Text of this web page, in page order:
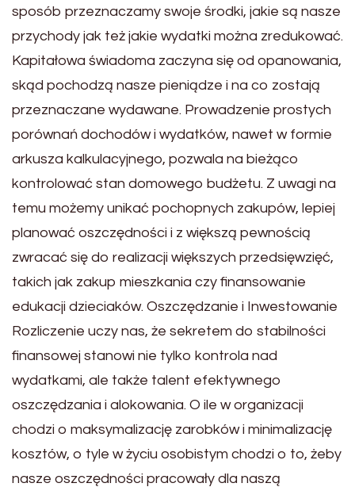
sposób przeznaczamy swoje środki, jakie są nasze
przychody jak też jakie wydatki można zredukować.
Kapitałowa świadoma zaczyna się od opanowania,
skąd pochodzą nasze pieniądze i na co zostają
przeznaczane wydawane. Prowadzenie prostych
porównań dochodów i wydatków, nawet w formie
arkusza kalkulacyjnego, pozwala na bieżąco
kontrolować stan domowego budżetu. Z uwagi na
temu możemy unikać pochopnych zakupów, lepiej
planować oszczędności i z większą pewnością
zwracać się do realizacji większych przedsięwzięć,
takich jak zakup mieszkania czy finansowanie
edukacji dzieciaków. Oszczędzanie i Inwestowanie
Rozliczenie uczy nas, że sekretem do stabilności
finansowej stanowi nie tylko kontrola nad
wydatkami, ale także talent efektywnego
oszczędzania i alokowania. O ile w organizacji
chodzi o maksymalizację zarobków i minimalizację
kosztów, o tyle w życiu osobistym chodzi o to, żeby
nasze oszczędności pracowały dla naszą